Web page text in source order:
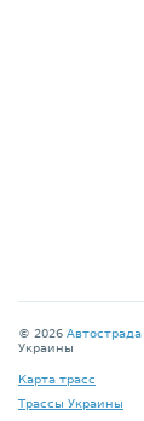
© 2026 Автострада
Украины
Карта трасс
Трассы Украины